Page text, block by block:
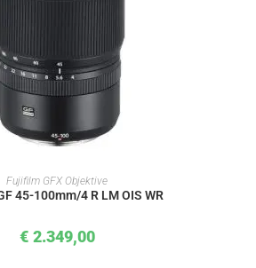
IN DEN WARENKORB
Fujifilm GFX Objektive
45-100mm/4 R LM OIS WR
€ 2.349,00